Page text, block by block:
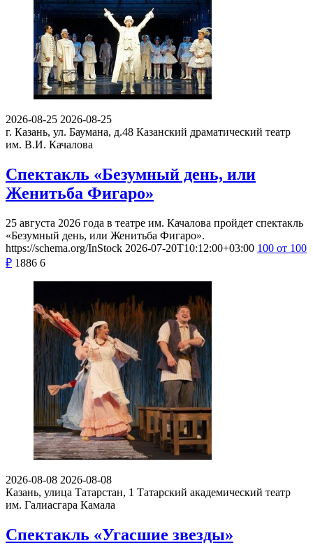
2026-08-25 2026-08-25
г. Казань, ул. Баумана, д.48 Казанский драматический театр
им. В.И. Качалова
Спектакль «Безумный день, или
Женитьба Фигаро»
25 августа 2026 года в театре им. Качалова пройдет спектакль
«Безумный день, или Женитьба Фигаро».
https://schema.org/InStock 2026-07-20T10:12:00+03:00 100 от 100
₽ 1886 6
2026-08-08 2026-08-08
Казань, улица Татарстан, 1 Татарский академический театр
им. Галиасгара Камала
Спектакль «Угасшие звезды»